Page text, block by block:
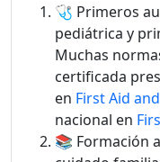
🩺 Primeros
pediátrica y
Muchas
certificada
en First Aid
nacional en
📚 Formación